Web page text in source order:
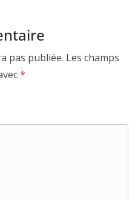
pas publiée. Les champs
*